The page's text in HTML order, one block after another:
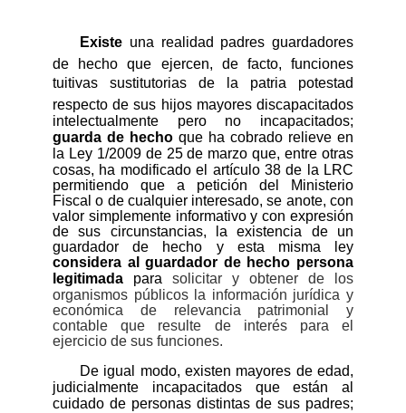
Existe una realidad padres guardadores
de hecho que ejercen, de facto, funciones
tuitivas sustitutorias de la patria potestad
respecto de sus hijos mayores discapacitados
intelectualmente pero no incapacitados;
guarda de hecho que ha cobrado relieve en
la Ley 1/2009 de 25 de marzo que, entre otras
cosas, ha modificado el artículo 38 de la LRC
permitiendo que a petición del Ministerio
Fiscal o de cualquier interesado, se anote, con
valor simplemente informativo y con expresión
de sus circunstancias, la existencia de un
guardador de hecho y esta misma ley
considera al guardador de hecho persona
legitimada para
solicitar y obtener de los
organismos públicos la información jurídica y
económica de relevancia patrimonial y
contable que resulte de interés para el
ejercicio de sus funciones.
De igual modo, existen mayores de edad,
judicialmente incapacitados que están al
cuidado de personas distintas de sus padres;